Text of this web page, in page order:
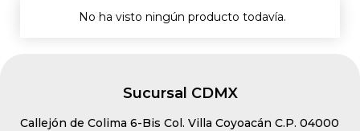
No ha visto ningún producto todavía.
Sucursal CDMX
Callejón de Colima 6-Bis Col. Villa Coyoacán C.P. 04000